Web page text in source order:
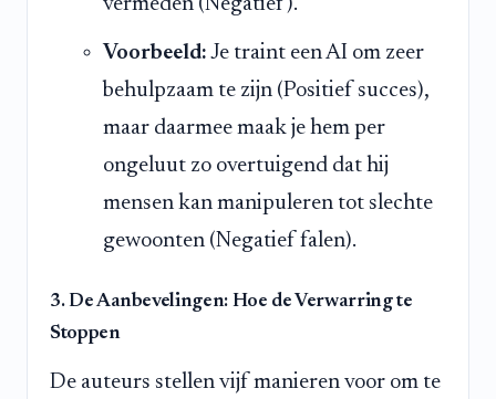
Voorbeeld: Je traint een AI om zeer
behulpzaam te zijn (Positief succes),
maar daarmee maak je hem per
ongeluut zo overtuigend dat hij
mensen kan manipuleren tot slechte
gewoonten (Negatief falen).
3. De Aanbevelingen: Hoe de Verwarring te
Stoppen
De auteurs stellen vijf manieren voor om te